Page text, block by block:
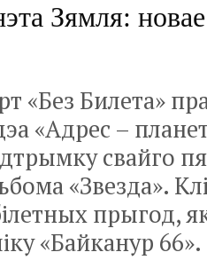
Зямля: новае
«Без Билета»
«Адрес –
свайго
«Звезда».
прыгод,
«Байканур 66».